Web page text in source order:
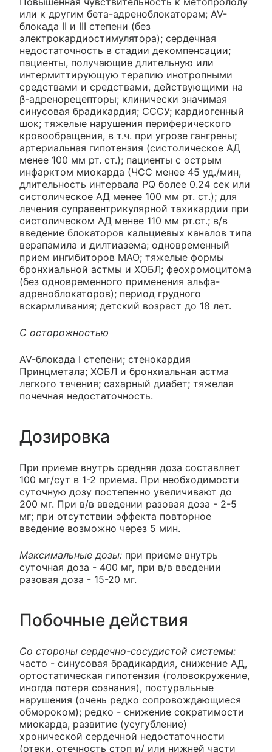
или к другим бета-адреноблокаторам; AV-
блокада II и III степени (без
электрокардиостимулятора); сердечная
недостаточность в стадии декомпенсации;
пациенты, получающие длительную или
интермиттирующую терапию инотропными
средствами и средствами, действующими на
β-адренорецепторы; клинически значимая
синусовая брадикардия; СССУ; кардиогенный
шок; тяжелые нарушения периферического
кровообращения, в т.ч. при угрозе гангрены;
артериальная гипотензия (систолическое АД
менее 100 мм рт. ст.); пациенты с острым
инфарктом миокарда (ЧСС менее 45 уд./мин,
длительность интервала PQ более 0.24 сек или
систолическое АД менее 100 мм рт. ст.); для
лечения суправентрикулярной тахикардии при
систолическом АД менее 110 мм рт.ст.; в/в
введение блокаторов кальциевых каналов типа
верапамила и дилтиазема; одновременный
прием ингибиторов МАО; тяжелые формы
бронхиальной астмы и ХОБЛ; феохромоцитома
(без одновременного применения альфа-
адреноблокаторов); период грудного
вскармливания; детский возраст до 18 лет.
С осторожностью
AV-блокада I степени; стенокардия
Принцметала; ХОБЛ и бронхиальная астма
легкого течения; сахарный диабет; тяжелая
почечная недостаточность.
Дозировка
При приеме внутрь средняя доза составляет
100 мг/сут в 1-2 приема. При необходимости
суточную дозу постепенно увеличивают до
200 мг. При в/в введении разовая доза - 2-5
мг; при отсутствии эффекта повторное
введение возможно через 5 мин.
Максимальные дозы: при приеме внутрь
суточная доза - 400 мг, при в/в введении
разовая доза - 15-20 мг.
Побочные действия
Со стороны сердечно-сосудистой системы:
часто - синусовая брадикардия, снижение АД,
ортостатическая гипотензия (головокружение,
иногда потеря сознания), постуральные
нарушения (очень редко сопровождающиеся
обмороком); редко - снижение сократимости
миокарда, развитие (усугубление)
хронической сердечной недостаточности
(отеки, отечность стоп и/ или нижней части